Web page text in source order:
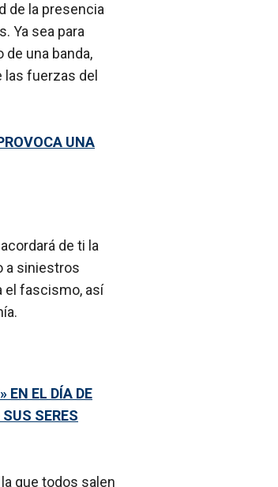
de la presencia
Ya sea para
una banda,
las fuerzas del
UNA
de ti la
a siniestros
el fascismo, así
EN EL DÍA DE
SERES
que todos salen